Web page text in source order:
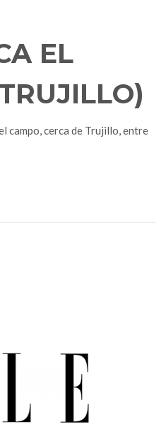
EL
campo, cerca de Trujillo, entre